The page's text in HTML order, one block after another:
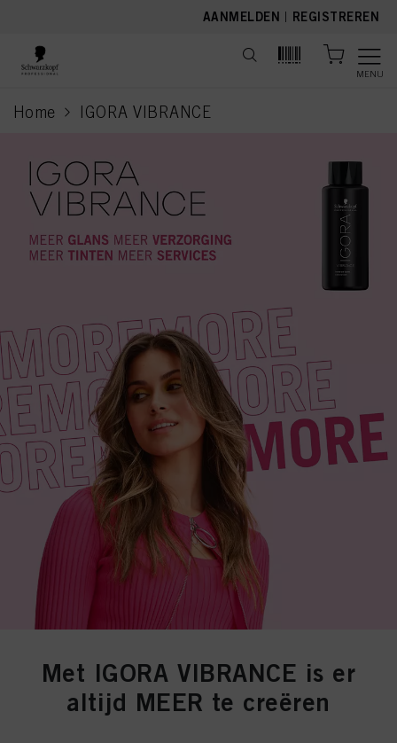
AANMELDEN | REGISTREREN
MENU
Home IGORA VIBRANCE
current page
Met IGORA VIBRANCE is er
altijd MEER te creëren